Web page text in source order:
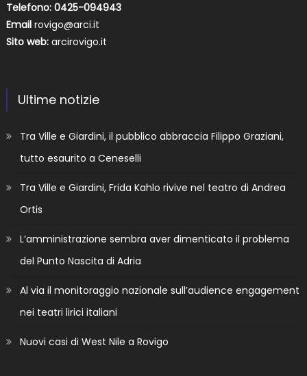
Telefono: 0425-094943
Email rovigo@arci.it
Sito web: arcirovigo.it
Ultime notizie
Tra Ville e Giardini, il pubblico abbraccia Filippo Graziani,
tutto esaurito a Ceneselli
Tra Ville e Giardini, Frida Kahlo rivive nel teatro di Andrea
Ortis
L’amministrazione sembra aver dimenticato il problema
del Punto Nascita di Adria
Al via il monitoraggio nazionale sull’audience engagement
nei teatri lirici italiani
Nuovi casi di West Nile a Rovigo